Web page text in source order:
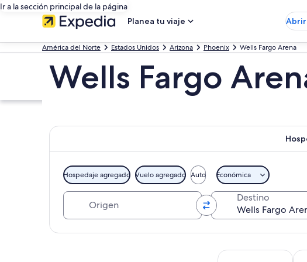
Ir a la sección principal de la página
Planea tu viaje
América del Norte Estados Unidos Arizona Phoenix Wells Fargo Arena
Wells Fargo
Hospedaje agregado Vuelo agregado Auto Económica
Destino
Tours y excursiones